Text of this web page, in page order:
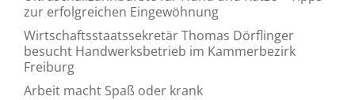
des
Ausblicks
für
2026
zur erfolgreichen Eingewöhnung
Wirtschaftsstaatssekretär Thomas Dörflinger
besucht Handwerksbetrieb im Kammerbezirk
Freiburg
Arbeit macht Spaß oder krank